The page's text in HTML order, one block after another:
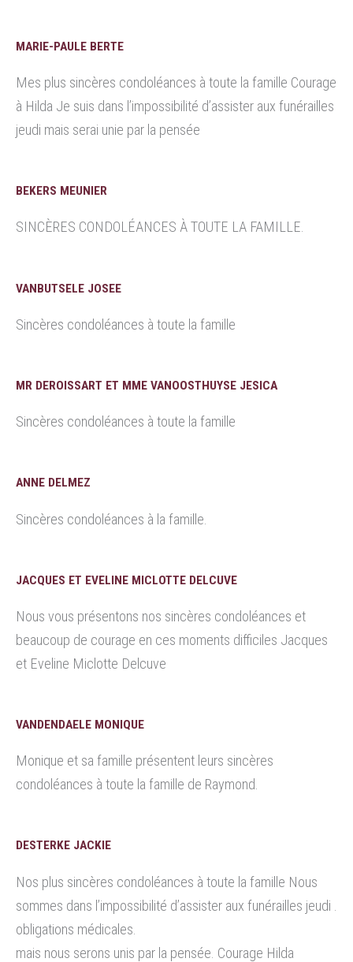
MARIE-PAULE BERTE
Mes plus sincères condoléances à toute la famille Courage
à Hilda Je suis dans l’impossibilité d’assister aux funérailles
jeudi mais serai unie par la pensée
BEKERS MEUNIER
SINCÈRES CONDOLÉANCES À TOUTE LA FAMILLE.
VANBUTSELE JOSEE
Sincères condoléances à toute la famille
MR DEROISSART ET MME VANOOSTHUYSE JESICA
Sincères condoléances à toute la famille
ANNE DELMEZ
Sincères condoléances à la famille.
JACQUES ET EVELINE MICLOTTE DELCUVE
Nous vous présentons nos sincères condoléances et
beaucoup de courage en ces moments difficiles Jacques
et Eveline Miclotte Delcuve
VANDENDAELE MONIQUE
Monique et sa famille présentent leurs sincères
condoléances à toute la famille de Raymond.
DESTERKE JACKIE
Nos plus sincères condoléances à toute la famille Nous
sommes dans l’impossibilité d’assister aux funérailles jeudi .
obligations médicales.
mais nous serons unis par la pensée. Courage Hilda